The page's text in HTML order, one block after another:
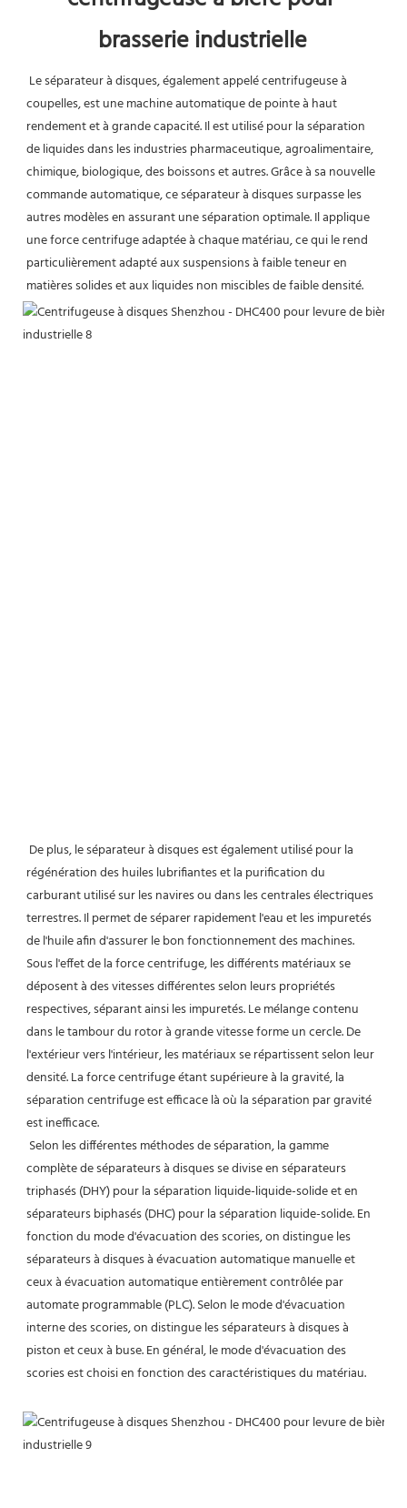
brasserie industrielle
Le séparateur à disques, également appelé centrifugeuse à
coupelles, est une machine automatique de pointe à haut
rendement et à grande capacité. Il est utilisé pour la séparation
de liquides dans les industries pharmaceutique, agroalimentaire,
chimique, biologique, des boissons et autres. Grâce à sa nouvelle
commande automatique, ce séparateur à disques surpasse les
autres modèles en assurant une séparation optimale. Il applique
une force centrifuge adaptée à chaque matériau, ce qui le rend
particulièrement adapté aux suspensions à faible teneur en
matières solides et aux liquides non miscibles de faible densité.
De plus, le séparateur à disques est également utilisé pour la
régénération des huiles lubrifiantes et la purification du
carburant utilisé sur les navires ou dans les centrales électriques
terrestres. Il permet de séparer rapidement l'eau et les impuretés
de l'huile afin d'assurer le bon fonctionnement des machines.
Sous l'effet de la force centrifuge, les différents matériaux se
déposent à des vitesses différentes selon leurs propriétés
respectives, séparant ainsi les impuretés. Le mélange contenu
dans le tambour du rotor à grande vitesse forme un cercle. De
l'extérieur vers l'intérieur, les matériaux se répartissent selon leur
densité. La force centrifuge étant supérieure à la gravité, la
séparation centrifuge est efficace là où la séparation par gravité
est inefficace.
complète de séparateurs à disques se divise en séparateurs
triphasés (DHY) pour la séparation liquide-liquide-solide et en
séparateurs biphasés (DHC) pour la séparation liquide-solide. En
fonction du mode d'évacuation des scories, on distingue les
séparateurs à disques à évacuation automatique manuelle et
ceux à évacuation automatique entièrement contrôlée par
automate programmable (PLC). Selon le mode d'évacuation
interne des scories, on distingue les séparateurs à disques à
piston et ceux à buse. En général, le mode d'évacuation des
scories est choisi en fonction des caractéristiques du matériau.